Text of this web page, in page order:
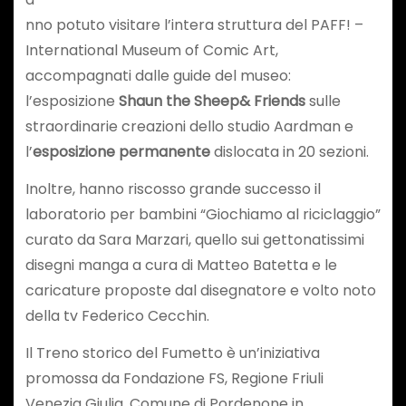
nno potuto visitare l’intera struttura del PAFF! –
International Museum of Comic Art,
accompagnati dalle guide del museo:
l’esposizione Shaun the Sheep& Friendssulle
straordinarie creazioni dello studio Aardman e
l’esposizione permanentedislocata in 20 sezioni.
Inoltre, hanno riscosso grande successo il
laboratorio per bambini “Giochiamo al riciclaggio”
curato da Sara Marzari, quello sui gettonatissimi
disegni manga a cura di Matteo Batetta e le
caricature proposte dal disegnatore e volto noto
della tv Federico Cecchin.
Il Treno storico del Fumetto è un’iniziativa
promossa da Fondazione FS, Regione Friuli